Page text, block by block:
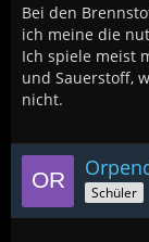
Bei den
ich meine die
Ich spiele meist
und Sauerstoff,
nicht.
Schüler